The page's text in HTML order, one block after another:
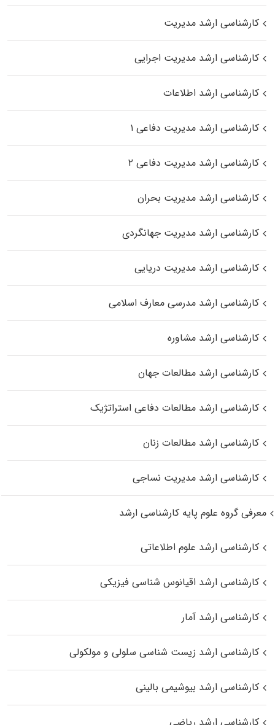
کارشناسی ارشد مدیریت
کارشناسی ارشد مدیریت اجرایی
کارشناسی ارشد اطلاعات
کارشناسی ارشد مدیریت دفاعی ۱
کارشناسی ارشد مدیریت دفاعی ۲
کارشناسی ارشد مدیریت بحران
کارشناسی ارشد مدیریت جهانگردی
کارشناسی ارشد مدیریت دریایی
کارشناسی ارشد مدرسی معارف اسلامی
کارشناسی ارشد مشاوره
کارشناسی ارشد مطالعات جهان
کارشناسی ارشد مطالعات دفاعی استراتژیک
کارشناسی ارشد مطالعات زنان
کارشناسی ارشد مدیریت نساجی
معرفی گروه علوم پایه کارشناسی ارشد
کارشناسی ارشد علوم اطلاعاتی
کارشناسی ارشد اقیانوس‌ شناسی فیزیکی
کارشناسی ارشد آمار
کارشناسی ارشد زیست شناسی سلولی و مولکولی
کارشناسی ارشد بیوشیمی بالینی